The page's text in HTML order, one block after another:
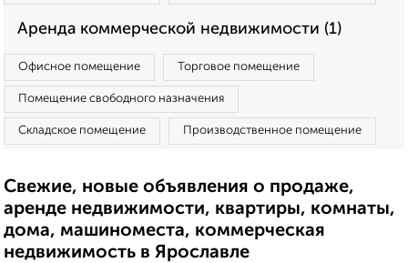
Аренда коммерческой недвижимости (1)
Офисное помещение Торговое помещение
Помещение свободного назначения
Складское помещение Производственное помещение
Свежие, новые объявления о продаже,
аренде недвижимости, квартиры, комнаты,
дома, машиноместа, коммерческая
недвижимость в Ярославле